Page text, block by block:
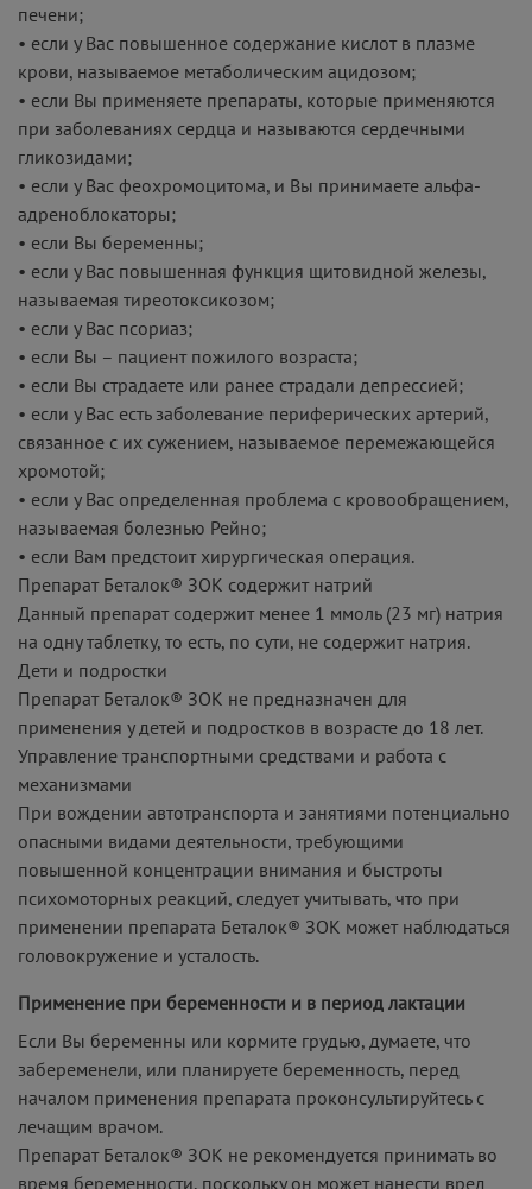
печени;
• если у Вас повышенное содержание кислот в плазме
крови, называемое метаболическим ацидозом;
• если Вы применяете препараты, которые применяются
при заболеваниях сердца и называются сердечными
гликозидами;
• если у Вас феохромоцитома, и Вы принимаете альфа-
адреноблокаторы;
• если Вы беременны;
• если у Вас повышенная функция щитовидной железы,
называемая тиреотоксикозом;
• если у Вас псориаз;
• если Вы – пациент пожилого возраста;
• если Вы страдаете или ранее страдали депрессией;
• если у Вас есть заболевание периферических артерий,
связанное с их сужением, называемое перемежающейся
хромотой;
• если у Вас определенная проблема с кровообращением,
называемая болезнью Рейно;
• если Вам предстоит хирургическая операция.
Препарат Беталок® ЗОК содержит натрий
Данный препарат содержит менее 1 ммоль (23 мг) натрия
на одну таблетку, то есть, по сути, не содержит натрия.
Дети и подростки
Препарат Беталок® ЗОК не предназначен для
применения у детей и подростков в возрасте до 18 лет.
Управление транспортными средствами и работа с
механизмами
При вождении автотранспорта и занятиями потенциально
опасными видами деятельности, требующими
повышенной концентрации внимания и быстроты
психомоторных реакций, следует учитывать, что при
применении препарата Беталок® ЗОК может наблюдаться
головокружение и усталость.
Применение при беременности и в период лактации
Если Вы беременны или кормите грудью, думаете, что
забеременели, или планируете беременность, перед
началом применения препарата проконсультируйтесь с
лечащим врачом.
Препарат Беталок® ЗОК не рекомендуется принимать во
время беременности, поскольку он может нанести вред